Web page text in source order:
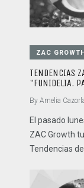
ZAC
TENDENCIAS
"FUNIDELIA.
By Amelia
El pasado
ZAC Growth
Tendencias del